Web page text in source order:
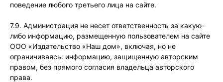
поведение любого третьего лица на сайте.
7.9. Администрация не несет ответственность за какую-
либо информацию, размещенную пользователем на сайте
ООО «Издательство «Наш дом», включая, но не
ограничиваясь: информацию, защищенную авторским
правом, без прямого согласия владельца авторского
права.